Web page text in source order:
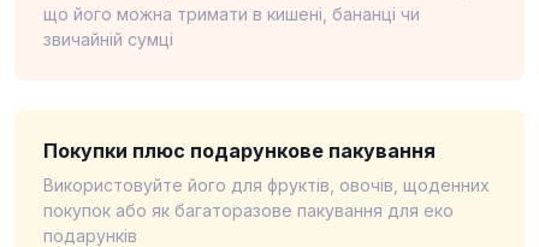
що його можна тримати в кишені, бананці чи
звичайній сумці
Покупки плюс подарункове пакування
Використовуйте його для фруктів, овочів, щоденних
покупок або як багаторазове пакування для еко
подарунків